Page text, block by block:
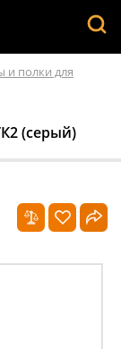
и полки для
(серый)